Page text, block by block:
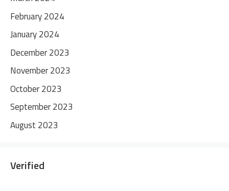
February 2024
January 2024
December 2023
November 2023
October 2023
September 2023
August 2023
Verified